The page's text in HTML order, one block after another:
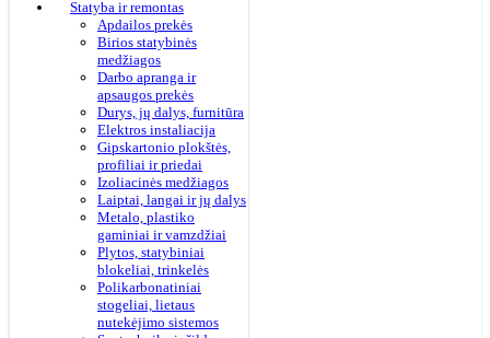
Statyba ir remontas
Apdailos prekės
Birios statybinės
medžiagos
Darbo apranga ir
apsaugos prekės
Durys, jų dalys, furnitūra
Elektros instaliacija
Gipskartonio plokštės,
profiliai ir priedai
Izoliacinės medžiagos
Laiptai, langai ir jų dalys
Metalo, plastiko
gaminiai ir vamzdžiai
Plytos, statybiniai
blokeliai, trinkelės
Polikarbonatiniai
stogeliai, lietaus
nutekėjimo sistemos